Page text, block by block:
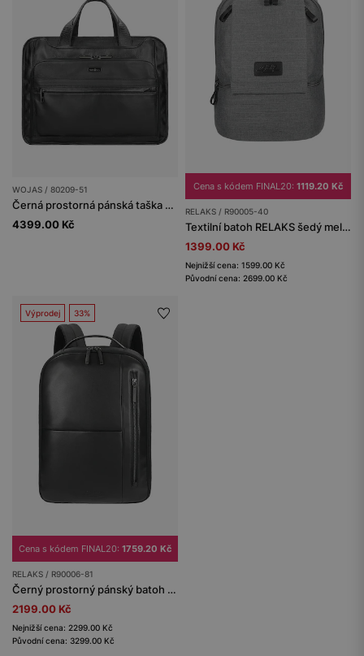
WOJAS / 80209-51
Černá prostorná pánská taška z hladké kůže
4399.00 Kč
Cena s kódem FINAL20: 1119.20 Kč
RELAKS / R90005-40
Textilní batoh RELAKS šedý melange
1399.00 Kč
Nejnižší cena: 1599.00 Kč
Původní cena: 2699.00 Kč
Výprodej 33%
Cena s kódem FINAL20: 1759.20 Kč
RELAKS / R90006-81
Černý prostorný pánský batoh RELAKS
2199.00 Kč
Nejnižší cena: 2299.00 Kč
Původní cena: 3299.00 Kč